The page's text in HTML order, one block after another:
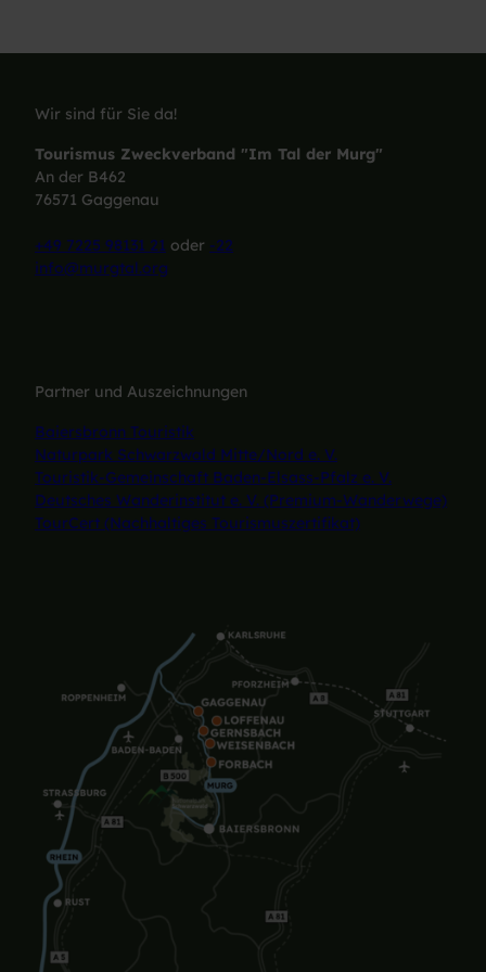
Wir sind für Sie da!
Tourismus Zweckverband "Im Tal der Murg"
An der B462
76571 Gaggenau
+49 7225 98131 21 oder -22
info@murgtal.org
Partner und Auszeichnungen
Baiersbronn Touristik
Naturpark Schwarzwald Mitte/Nord e. V.
Touristik-Gemeinschaft Baden-Elsass-Pfalz e. V.
Deutsches Wanderinstitut e. V. (Premium-Wanderwege)
TourCert (Nachhaltiges Tourismuszertifikat)